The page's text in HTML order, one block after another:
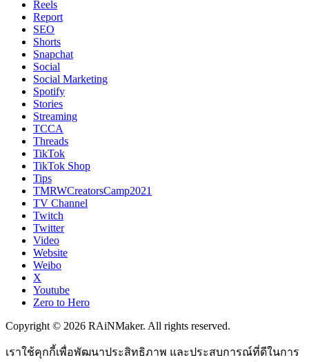
Reels
Report
SEO
Shorts
Snapchat
Social
Social Marketing
Spotify
Stories
Streaming
TCCA
Threads
TikTok
TikTok Shop
Tips
TMRWCreatorsCamp2021
TV Channel
Twitch
Twitter
Video
Website
Weibo
X
Youtube
Zero to Hero
Copyright © 2026 RAiNMaker. All rights reserved.
เราใช้คุกกี้เพื่อพัฒนาประสิทธิภาพ และประสบการณ์ที่ดีในการ